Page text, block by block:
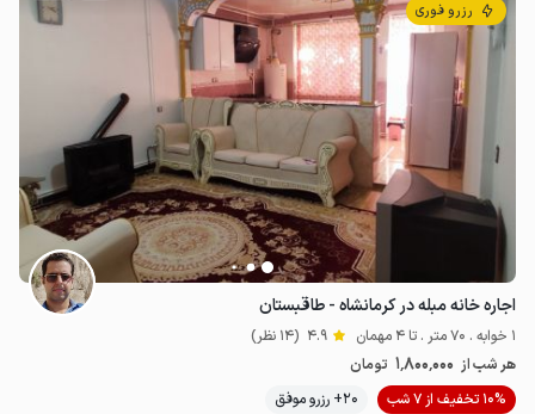
رزرو فوری
اجاره خانه مبله در کرمانشاه - طاقبستان
1 خوابه . 70 متر . تا 4 مهمان 4.9 (14 نظر)
هر شب از 1٬800٬000 تومان
10% تخفیف از 7 شب
20+ رزرو موفق